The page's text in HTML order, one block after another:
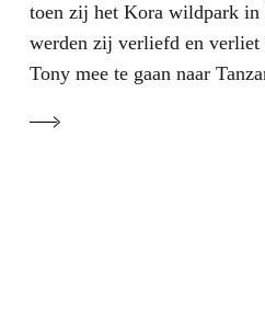
toen zij het Kora wildpark in
werden zij verliefd en
Tony mee te gaan naar